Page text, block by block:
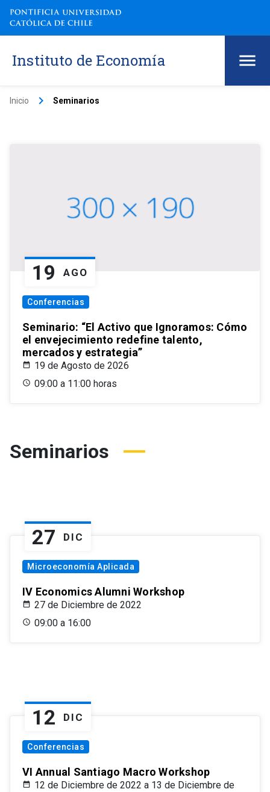
Instituto de Economía
Inicio keyboard_arrow_right Seminarios
19 AGO
Conferencias
Seminario: “El Activo que Ignoramos: Cómo
el envejecimiento redefine talento,
mercados y estrategia”
19 de Agosto de 2026
09:00 a 11:00 horas
Seminarios
27 DIC
Microeconomía Aplicada
IV Economics Alumni Workshop
27 de Diciembre de 2022
09:00 a 16:00
12 DIC
Conferencias
VI Annual Santiago Macro Workshop
12 de Diciembre de 2022 a 13 de Diciembre de